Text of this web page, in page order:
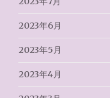
2023年6月
2023年5月
2023年4月